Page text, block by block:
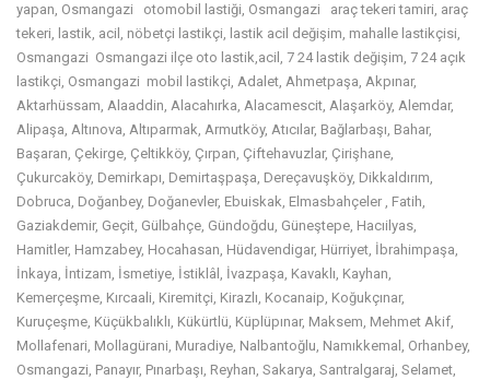
yapan, Osmangazi otomobil lastiği, Osmangazi araç tekeri tamiri, araç
tekeri, lastik, acil, nöbetçi lastikçi, lastik acil değişim, mahalle lastikçisi,
Osmangazi Osmangazi ilçe oto lastik,acil, 7 24 lastik değişim, 7 24 açık
lastikçi, Osmangazi mobil lastikçi, Adalet, Ahmetpaşa, Akpınar,
Aktarhüssam, Alaaddin, Alacahırka, Alacamescit, Alaşarköy, Alemdar,
Alipaşa, Altınova, Altıparmak, Armutköy, Atıcılar, Bağlarbaşı, Bahar,
Başaran, Çekirge, Çeltikköy, Çırpan, Çiftehavuzlar, Çirişhane,
Çukurcaköy, Demirkapı, Demirtaşpaşa, Dereçavuşköy, Dikkaldırım,
Dobruca, Doğanbey, Doğanevler, Ebuiskak, Elmasbahçeler , Fatih,
Gaziakdemir, Geçit, Gülbahçe, Gündoğdu, Güneştepe, Hacıilyas,
Hamitler, Hamzabey, Hocahasan, Hüdavendigar, Hürriyet, İbrahimpaşa,
İnkaya, İntizam, İsmetiye, İstiklâl, İvazpaşa, Kavaklı, Kayhan,
Kemerçeşme, Kırcaali, Kiremitçi, Kirazlı, Kocanaip, Koğukçınar,
Kuruçeşme, Küçükbalıklı, Kükürtlü, Küplüpınar, Maksem, Mehmet Akif,
Mollafenari, Mollagürani, Muradiye, Nalbantoğlu, Namıkkemal, Orhanbey,
Osmangazi, Panayır, Pınarbaşı, Reyhan, Sakarya, Santralgaraj, Selamet,